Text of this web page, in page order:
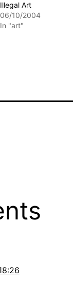
Illegal Art
06/10/2004
In "art"